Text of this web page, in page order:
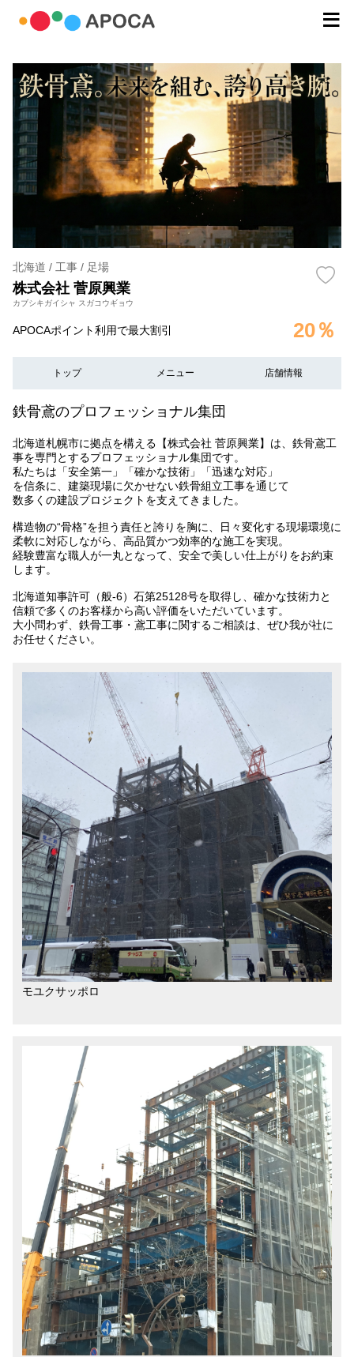
北海道 / 工事 / 足場
株式会社 菅原興業
カブシキガイシャ スガコウギョウ
APOCAポイント利用で最大割引 20％
トップ メニュー 店舗情報
鉄骨鳶のプロフェッショナル集団
北海道札幌市に拠点を構える【株式会社 菅原興業】は、鉄骨鳶工
事を専門とするプロフェッショナル集団です。
私たちは「安全第一」「確かな技術」「迅速な対応」
を信条に、建築現場に欠かせない鉄骨組立工事を通じて
数多くの建設プロジェクトを支えてきました。
構造物の“骨格”を担う責任と誇りを胸に、日々変化する現場環境に
柔軟に対応しながら、高品質かつ効率的な施工を実現。
経験豊富な職人が一丸となって、安全で美しい仕上がりをお約束
します。
北海道知事許可（般-6）石第25128号を取得し、確かな技術力と
信頼で多くのお客様から高い評価をいただいています。
大小問わず、鉄骨工事・鳶工事に関するご相談は、ぜひ我が社に
お任せください。
モユクサッポロ